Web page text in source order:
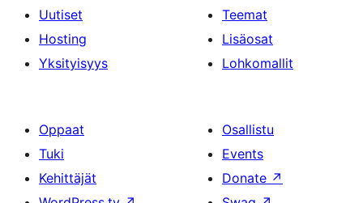
Uutiset
Hosting
Yksityisyys
Teemat
Lisäosat
Lohkomallit
Oppaat
Tuki
Kehittäjät
Osallistu
Events
Donate ↗